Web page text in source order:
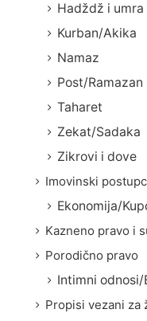
Hadždž i umra
Kurban/Akika
Namaz
Post/Ramazan
Taharet
Zekat/Sadaka
Zikrovi i dove
Imovinski
Ekonomija/
Kazneno pravo i
Porodično pravo
Intimni odnosi/
Propisi vezani za